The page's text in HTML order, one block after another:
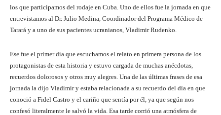
los que participamos del rodaje en Cuba. Uno de ellos fue la jornada en que
entrevistamos al Dr. Julio Medina, Coordinador del Programa Médico de
Tarará y a uno de sus pacientes ucranianos, Vladimir Rudenko.
Ese fue el primer día que escuchamos el relato en primera persona de los
protagonistas de esta historia y estuvo cargada de muchas anécdotas,
recuerdos dolorosos y otros muy alegres. Una de las últimas frases de esa
jornada la dijo Vladimir y estaba relacionada a su recuerdo del día en que
conoció a Fidel Castro y el cariño que sentía por él, ya que según nos
confesó literalmente le salvó la vida. Esa tarde corrió una atmósfera de